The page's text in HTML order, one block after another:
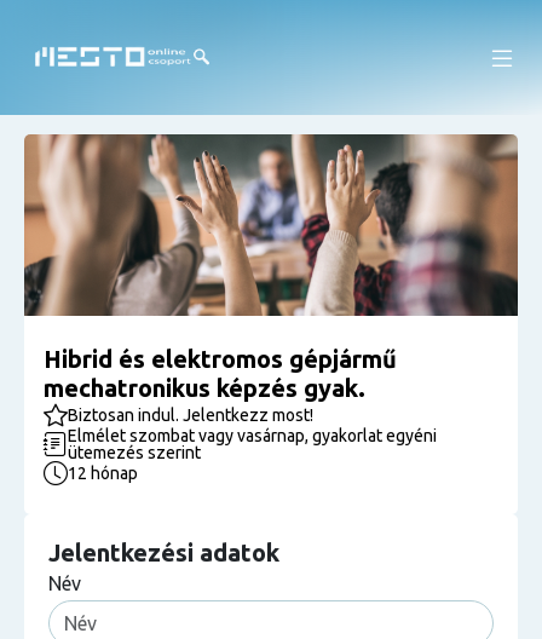
Hibrid és elektromos gépjármű
mechatronikus képzés gyak.
Biztosan indul. Jelentkezz most!
Elmélet szombat vagy vasárnap, gyakorlat egyéni
ütemezés szerint
12 hónap
Jelentkezési adatok
Név